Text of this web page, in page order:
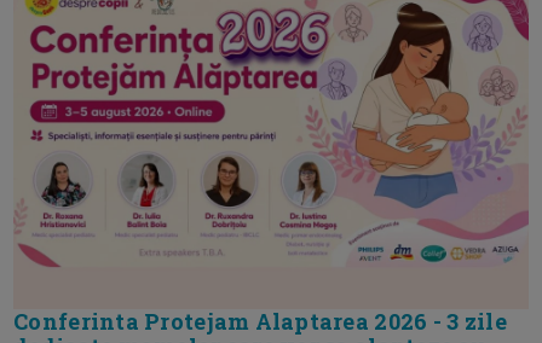
Conferinta Protejam Alaptarea 2026 - 3 zile